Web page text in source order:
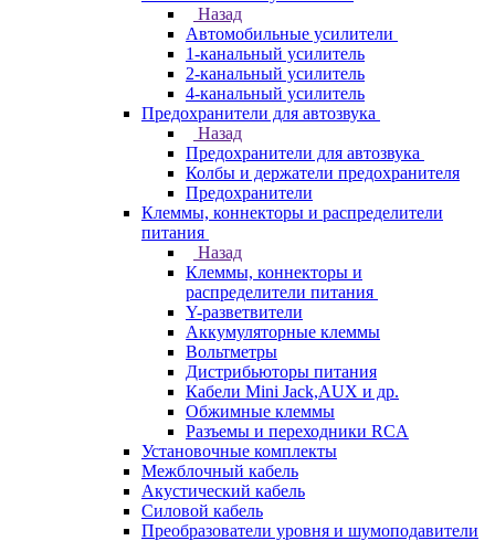
Назад
Автомобильные усилители
1-канальный усилитель
2-канальный усилитель
4-канальный усилитель
Предохранители для автозвука
Назад
Предохранители для автозвука
Колбы и держатели предохранителя
Предохранители
Клеммы, коннекторы и распределители
питания
Назад
Клеммы, коннекторы и
распределители питания
Y-разветвители
Аккумуляторные клеммы
Вольтметры
Дистрибьюторы питания
Кабели Mini Jack,AUX и др.
Обжимные клеммы
Разъемы и переходники RCA
Установочные комплекты
Межблочный кабель
Акустический кабель
Силовой кабель
Преобразователи уровня и шумоподавители